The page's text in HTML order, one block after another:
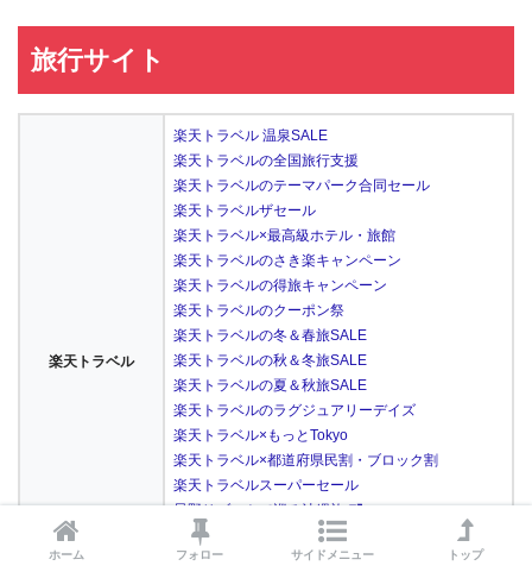
旅行サイト
楽天トラベル
楽天トラベル 温泉SALE
楽天トラベルの全国旅行支援
楽天トラベルのテーマパーク合同セール
楽天トラベルザセール
楽天トラベル×最高級ホテル・旅館
楽天トラベルのさき楽キャンペーン
楽天トラベルの得旅キャンペーン
楽天トラベルのクーポン祭
楽天トラベルの冬＆春旅SALE
楽天トラベルの秋＆冬旅SALE
楽天トラベルの夏＆秋旅SALE
楽天トラベルのラグジュアリーデイズ
楽天トラベル×もっとTokyo
楽天トラベル×都道府県民割・ブロック割
楽天トラベルスーパーセール
星野リゾートで巡る沖縄旅
楽天トラベル×スーパーDEAL
楽天トラベル5と0のつく日
ホーム フォロー サイドメニュー トップ